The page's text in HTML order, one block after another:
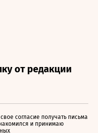
согласие получать письма
и принимаю